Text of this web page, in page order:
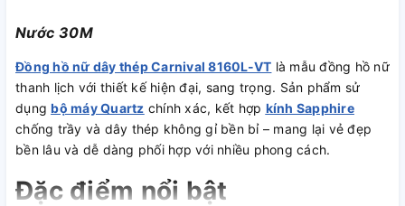
Nước 30M
Đồng hồ nữ dây thép Carnival 8160L-VT là mẫu đồng hồ nữ
thanh lịch với thiết kế hiện đại, sang trọng. Sản phẩm sử
dụngbộ máy Quartz chính xác, kết hợp kính Sapphire
chống trầy và dây thép không gỉ bền bỉ – mang lại vẻ đẹp
bền lâu và dễ dàng phối hợp với nhiều phong cách.
Đặc điểm nổi bật